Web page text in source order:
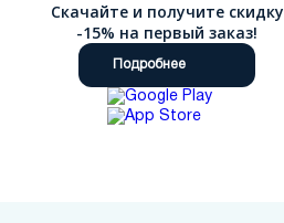
Скачайте и получите скидку
-15% на первый заказ!
Подробнее